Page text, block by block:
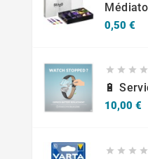
0,50 €
   
10,00 €
   